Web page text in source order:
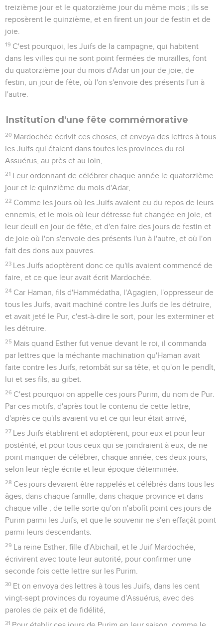
treizième jour et le quatorzième jour du même mois ; ils se
reposèrent le quinzième, et en firent un jour de festin et de
joie.
19 C'est pourquoi, les Juifs de la campagne, qui habitent
dans les villes qui ne sont point fermées de murailles, font
du quatorzième jour du mois d'Adar un jour de joie, de
festin, un jour de fête, où l'on s'envoie des présents l'un à
l'autre.
Institution d'une fête commémorative
20 Mardochée écrivit ces choses, et envoya des lettres à tous
les Juifs qui étaient dans toutes les provinces du roi
Assuérus, au près et au loin,
21 Leur ordonnant de célébrer chaque année le quatorzième
jour et le quinzième du mois d'Adar,
22 Comme les jours où les Juifs avaient eu du repos de leurs
ennemis, et le mois où leur détresse fut changée en joie, et
leur deuil en jour de fête, et d'en faire des jours de festin et
de joie où l'on s'envoie des présents l'un à l'autre, et où l'on
fait des dons aux pauvres.
23 Les Juifs adoptèrent donc ce qu'ils avaient commencé de
faire, et ce que leur avait écrit Mardochée.
24 Car Haman, fils d'Hammédatha, l'Agagien, l'oppresseur de
tous les Juifs, avait machiné contre les Juifs de les détruire,
et avait jeté le Pur, c'est-à-dire le sort, pour les exterminer et
les détruire.
25 Mais quand Esther fut venue devant le roi, il commanda
par lettres que la méchante machination qu'Haman avait
faite contre les Juifs, retombât sur sa tête, et qu'on le pendît,
lui et ses fils, au gibet.
26 C'est pourquoi on appelle ces jours Purim, du nom de Pur.
Par ces motifs, d'après tout le contenu de cette lettre,
d'après ce qu'ils avaient vu et ce qui leur était arrivé,
27 Les Juifs établirent et adoptèrent, pour eux et pour leur
postérité, et pour tous ceux qui se joindraient à eux, de ne
point manquer de célébrer, chaque année, ces deux jours,
selon leur règle écrite et leur époque déterminée.
28 Ces jours devaient être rappelés et célébrés dans tous les
âges, dans chaque famille, dans chaque province et dans
chaque ville ; de telle sorte qu'on n'abolît point ces jours de
Purim parmi les Juifs, et que le souvenir ne s'en effaçât point
parmi leurs descendants.
29 La reine Esther, fille d'Abichaïl, et le Juif Mardochée,
écrivirent avec toute leur autorité, pour confirmer une
seconde fois cette lettre sur les Purim.
30 Et on envoya des lettres à tous les Juifs, dans les cent
vingt-sept provinces du royaume d'Assuérus, avec des
paroles de paix et de fidélité,
31